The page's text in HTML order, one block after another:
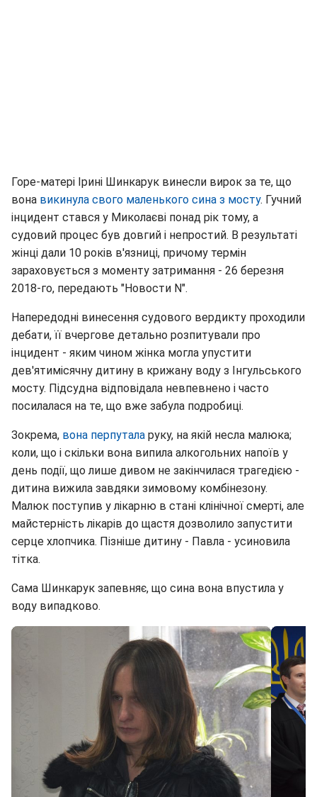
Горе-матері Ірині Шинкарук винесли вирок за те, що
вона викинула свого маленького сина з мосту. Гучний
інцидент стався у Миколаєві понад рік тому, а
судовий процес був довгий і непростий. В результаті
жінці дали 10 років в'язниці, причому термін
зараховується з моменту затримання - 26 березня
2018-го, передають "Новости N".
Напередодні винесення судового вердикту проходили
дебати, її вчергове детально розпитували про
інцидент - яким чином жінка могла упустити
дев'ятимісячну дитину в крижану воду з Інгульського
мосту. Підсудна відповідала невпевнено і часто
посилалася на те, що вже забула подробиці.
Зокрема, вона перпутала руку, на якій несла малюка;
коли, що і скільки вона випила алкогольних напоїв у
день події, що лише дивом не закінчилася трагедією -
дитина вижила завдяки зимовому комбінезону.
Малюк поступив у лікарню в стані клінічної смерті, але
майстерність лікарів до щастя дозволило запустити
серце хлопчика. Пізніше дитину - Павла - усиновила
тітка.
Сама Шинкарук запевняє, що сина вона впустила у
воду випадково.